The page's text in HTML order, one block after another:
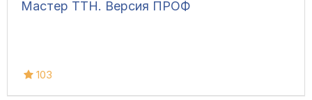
Мастер ТТН. Версия ПРОФ
103